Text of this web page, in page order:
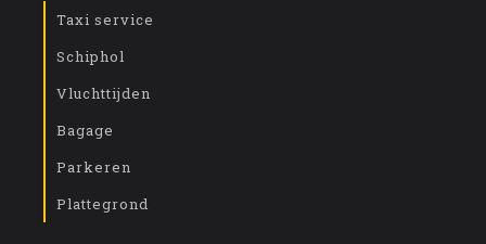
Taxi service
Schiphol
Vluchttijden
Bagage
Parkeren
Plattegrond